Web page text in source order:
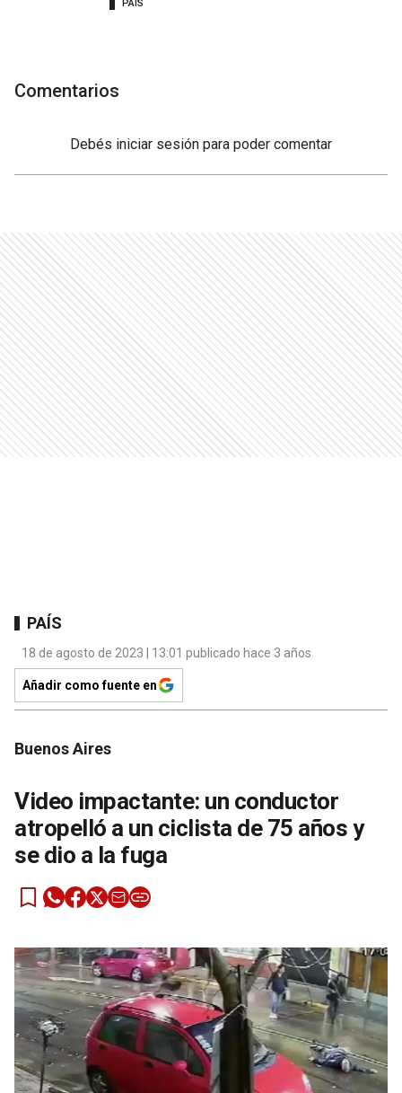
PAÍS
Comentarios
Debés iniciar sesión para poder comentar
PAÍS
18 de agosto de 2023 | 13:01 publicado hace 3 años
Añadir como fuente en
Buenos Aires
Video impactante: un conductor
atropelló a un ciclista de 75 años y
se dio a la fuga